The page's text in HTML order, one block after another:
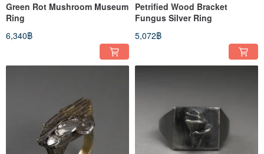
Green Rot Mushroom Museum
Ring
6,340฿
Petrified Wood Bracket
Fungus Silver Ring
5,072฿